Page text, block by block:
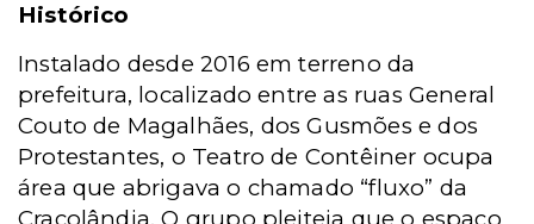
Histórico
Instalado desde 2016 em terreno da
prefeitura, localizado entre as ruas General
Couto de Magalhães, dos Gusmões e dos
Protestantes, o Teatro de Contêiner ocupa
área que abrigava o chamado “fluxo” da